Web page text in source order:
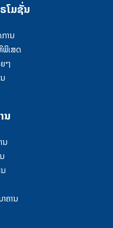
ໂມຊັ່ນ
ການ
ພິເສດ
ໆ
ນ
ນ
ຄານ